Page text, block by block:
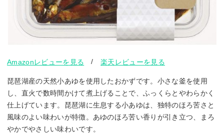
Amazonレビューを見る /楽天レビューを見る
琵琶湖産の天然小あゆを使用したおかずです。小さな釜を使用
し、直火で数時間かけて煮上げることで、ふっくらとやわらかく
仕上げています。琵琶湖に生息する小あゆは、独特のほろ苦さと
風味のよい味わいが特徴。あゆのほろ苦い香りが引き立つ、まろ
やかでやさしい味わいです。